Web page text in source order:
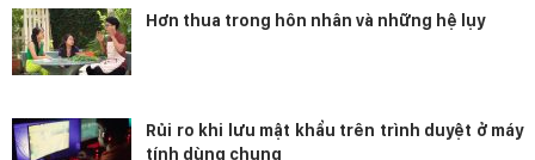
Hơn thua trong hôn nhân và những hệ lụy
Rủi ro khi lưu mật khẩu trên trình duyệt ở máy
tính dùng chung